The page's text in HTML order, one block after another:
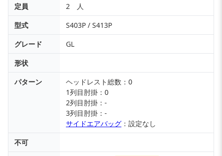
定員
2 人
型式
S403P / S413P
グレード
GL
形状
パターン
ヘッドレスト総数：0
1列目肘掛：0
2列目肘掛：-
3列目肘掛：-
サイドエアバッグ ：設定なし
不可